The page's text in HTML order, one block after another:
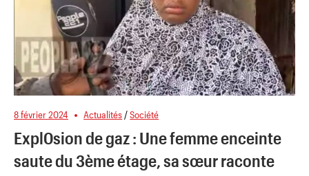
8 février 2024 Actualités /Société
Expl0sion de gaz : Une femme enceinte
saute du 3ème étage, sa sœur raconte